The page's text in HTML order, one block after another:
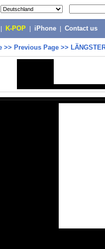
K-POP iPhone Contact us
>> Previous Page >>